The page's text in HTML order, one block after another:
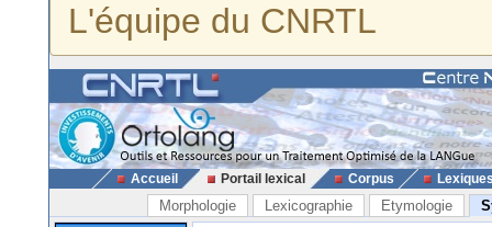
L'équipe du CNRTL
Accueil Portail lexical Corpus
Morphologie Lexicographie Etymologie